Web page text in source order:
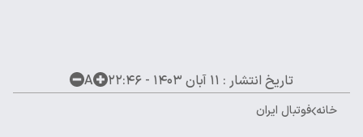
تاریخ انتشار : ۱۱ آبان ۱۴۰۳ - ۲۲:۴۶ A
خانه فوتبال ایران